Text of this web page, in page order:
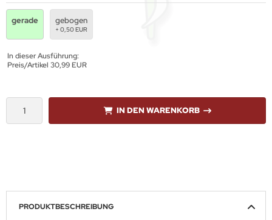
gerade gebogen
+ 0,50 EUR
In dieser Ausführung:
Preis/Artikel 30,99 EUR
IN DEN WARENKORB
PRODUKTBESCHREIBUNG